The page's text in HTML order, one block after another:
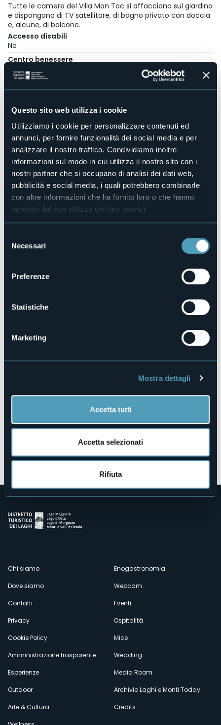
Questo sito web utilizza i cookie
Utilizziamo i cookie per personalizzare contenuti ed
annunci, per fornire funzionalità dei social media e per
analizzare il nostro traffico. Condividiamo inoltre
informazioni sul modo in cui utilizza il nostro sito con i
nostri partner che si occupano di analisi dei dati web,
pubblicità e social media, i quali potrebbero combinarle
con altre informazioni che ha fornito loro o che hanno
raccolto dal suo utilizzo dei loro servizi.
delNecessari
Preferenze
Statistiche
Marketing
Mostra dettagli
Accetta tutti
Accetta selezionati
Rifiuta
Tutte le camere del Villa Mon Toc si affacciano sul giardino
e dispongono di TV satellitare, di bagno privato con doccia
e, alcune, di balcone.
Accesso disabili
No
Centro benessere
No
Sala congressi
No
Piscina
No
Animali ammessi
No
Camere
14
Posti letto
21
E-mail
info@hotelmontoc.com
Sito web
Telefono
103064-ALB-00019
Via Duchessa di Genova, 67/69
Apri mappa
Menù
secondario
Chi siamo
Dove siamo
Contatti
Privacy
Cookie Policy
Amministrazione trasparente
Esperienze
Outdoor
Arte & Cultura
Enogastronomia
Webcam
Eventi
Ospitalità
Mice
Wedding
Media Room
Archivio Laghi e Monti Today
Credits